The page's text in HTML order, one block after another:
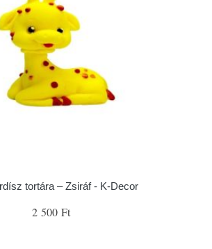
tortára – Zsiráf - K-Decor
2 500 Ft